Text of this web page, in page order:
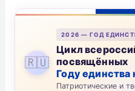
🇷🇺
2026 — ГОД
Цикл
посвящённых
Году единства
Патриотические и